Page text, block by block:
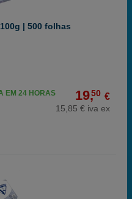
| 500 folhas
19,50 €
15,85 € iva ex
EM 24 HORAS